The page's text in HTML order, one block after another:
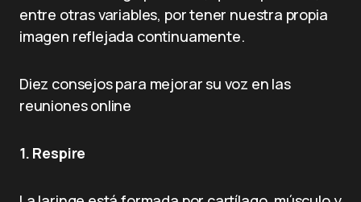
entre otras variables, por tener nuestra propia
imagen reflejada continuamente.
Diez consejos para mejorar su voz en las
reuniones online
1. Respire